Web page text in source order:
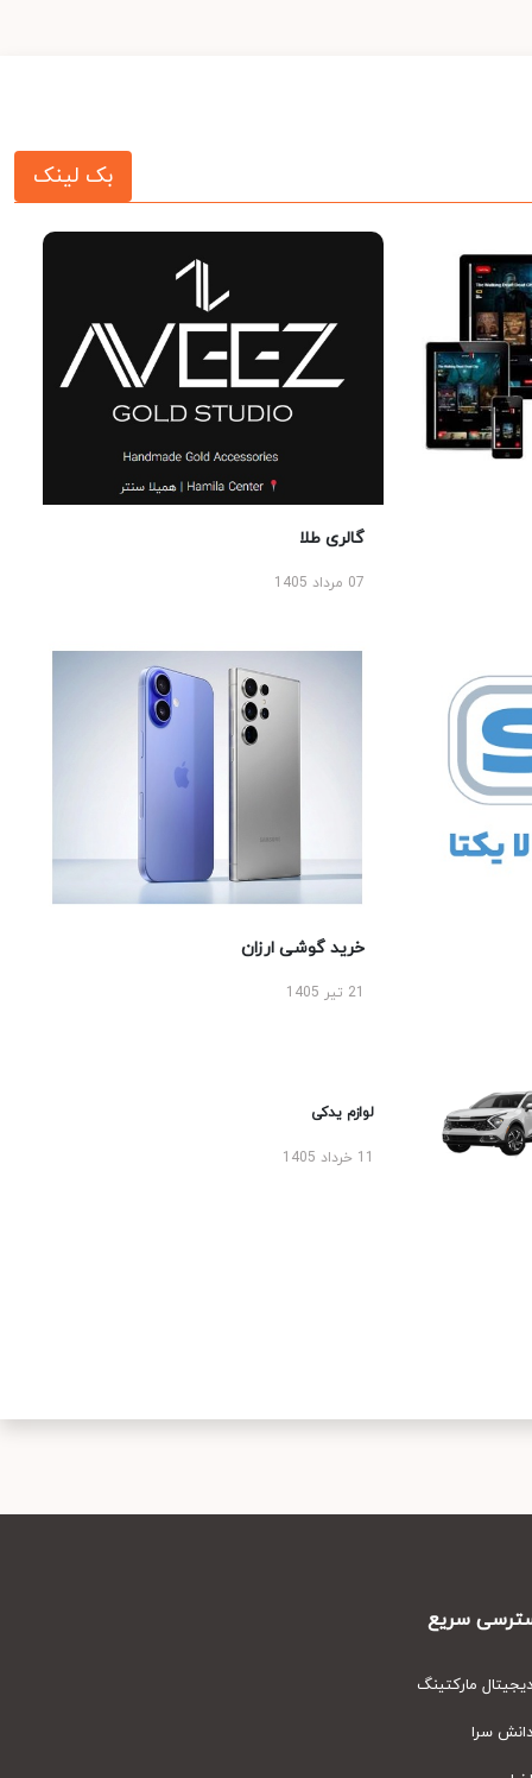
بک لینک
گالری طلا
07 مرداد 1405
خرید گوشی ارزان
لوازم یدکی
سریع
مارکتینگ
سرا